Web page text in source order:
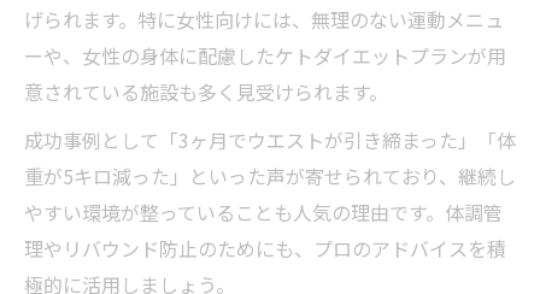
げられます。特に女性向けには、無理のない運動メニュ
ーや、女性の身体に配慮したケトダイエットプランが用
意されている施設も多く見受けられます。
成功事例として「3ヶ月でウエストが引き締まった」「体
重が5キロ減った」といった声が寄せられており、継続し
やすい環境が整っていることも人気の理由です。体調管
理やリバウンド防止のためにも、プロのアドバイスを積
極的に活用しましょう。